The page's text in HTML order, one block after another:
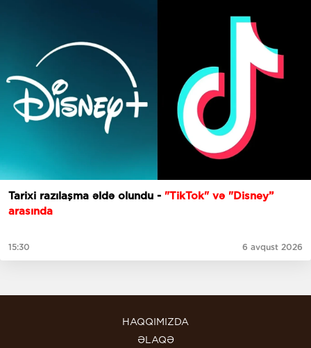
Tarixi razılaşma əldə olundu - "TikTok" və "Disney”
arasında
15:30 6 avqust 2026
HAQQIMIZDA
ƏLAQƏ